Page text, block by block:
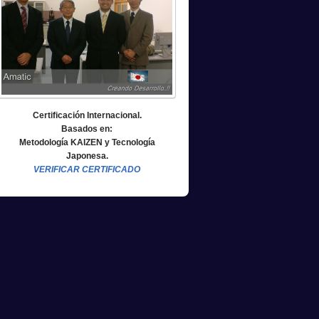
Certificación Internacional.
Basados en:
Metodología KAIZEN y Tecnología
Japonesa.
VERIFICAR CERTIFICADO